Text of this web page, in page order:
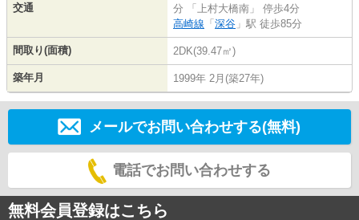
交通
分 「上村大橋南」 停歩4分
高崎線 「 深谷 」駅 徒歩85分
間取り(面積) 2DK(39.47㎡)
築年月 1999年 2月(築27年)
メールでお問い合わせする(無料)
電話でお問い合わせする
無料会員登録はこちら